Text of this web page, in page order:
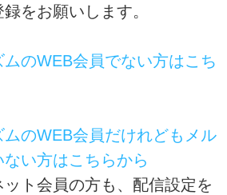
をお願いします。
のWEB会員でない方はこち
のWEB会員だけれどもメル
い方はこちらから
ト会員の方も、配信設定を